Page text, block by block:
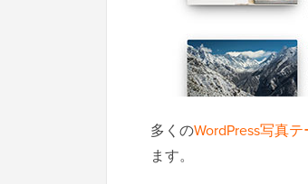
多くのWordPress写真テ
ます。